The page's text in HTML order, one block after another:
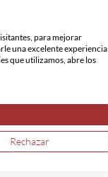
para mejorar
una excelente experiencia
que utilizamos, abre los
Rechazar